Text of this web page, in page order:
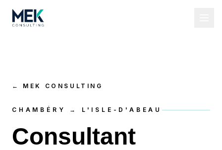
← MEK CONSULTING
CHAMBÉRY → L'ISLE-D'ABEAU
Consultant